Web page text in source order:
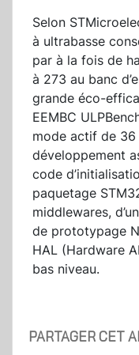
Selon
à ultrabasse
par à la fois de
à 273 au banc
grande éco-
EEMBC
mode actif de 36
développement
code
paquetage
middlewares,
de prototypage
HAL (Hardware
bas niveau.
PARTAGER CET